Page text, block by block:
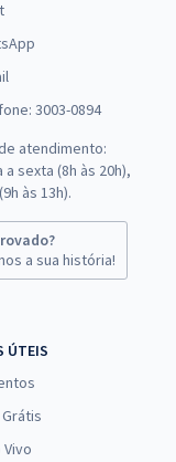
3003-0894
atendimento:
a sexta (8h às 20h),
às 13h).
a sua história!
ÚTEIS
Vivo